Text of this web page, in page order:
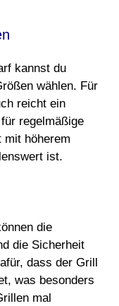
kannst du
wählen. Für
reicht ein
regelmäßige
höherem
ist.
die
die Sicherheit
dass der Grill
was besonders
mal